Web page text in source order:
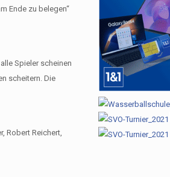
Ende zu belegen“
Spieler scheinen
scheitern. Die
Robert Reichert,